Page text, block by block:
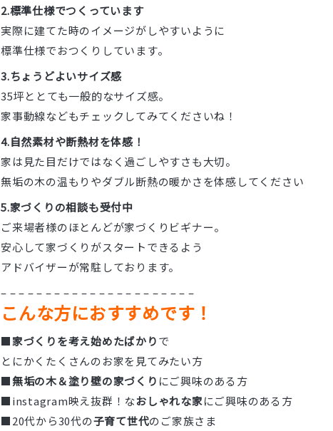
2.標準仕様でつくっています
実際に建てた時のイメージがしやすいように
標準仕様でおつくりしています。
3.ちょうどよいサイズ感
35坪ととても一般的なサイズ感。
家事動線などもチェックしてみてくださいね！
4.自然素材や断熱材を体感！
家は見た目だけではなく過ごしやすさも大切。
無垢の木の温もりやダブル断熱の暖かさを体感してください
5.家づくりの相談も受付中
ご来場者様のほとんどが家づくりビギナー。
安心して家づくりがスタートできるよう
アドバイザーが常駐しております。
– – – – – – – – – – – – – – – – – – – – – –
こんな方におすすめです！
■家づくりを考え始めたばかりで
とにかくたくさんのお家を見てみたい方
■無垢の木＆塗り壁の家づくり にご興味のある方
■instagram映え抜群！なおしゃれな家にご興味のある方
■20代から30代の子育て世代のご家族さま